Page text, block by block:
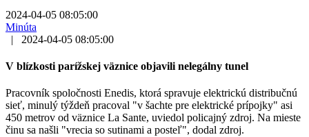
2024-04-05 08:05:00
Minúta
|
2024-04-05 08:05:00
V blízkosti parížskej väznice objavili nelegálny tunel
Pracovník spoločnosti Enedis, ktorá spravuje elektrickú distribučnú
sieť, minulý týždeň pracoval "v šachte pre elektrické prípojky" asi
450 metrov od väznice La Sante, uviedol policajný zdroj. Na mieste
činu sa našli "vrecia so sutinami a posteľ", dodal zdroj.